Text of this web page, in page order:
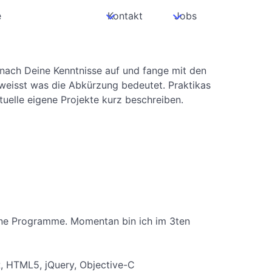
Kontakt Jobs
Deine Kenntnisse auf und fange mit den
was die Abkürzung bedeutet. Praktikas
eigene Projekte kurz beschreiben.
Programme. Momentan bin ich im 3ten
HTML5, jQuery, Objective-C